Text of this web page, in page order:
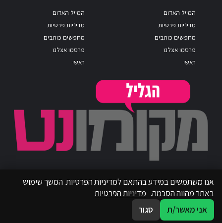
המייל האדום
מדיניות פרטיות
מחפשים כותבים
פרסמו אצלנו
ראשי
המייל האדום
מדיניות פרטיות
מחפשים כותבים
פרסמו אצלנו
ראשי
אנו משתמשים במידע בהתאם למדיניות הפרטיות. המשך שימוש
באתר מהווה הסכמה. מדיניות הפרטיות
אני מאשר/ת
סגור